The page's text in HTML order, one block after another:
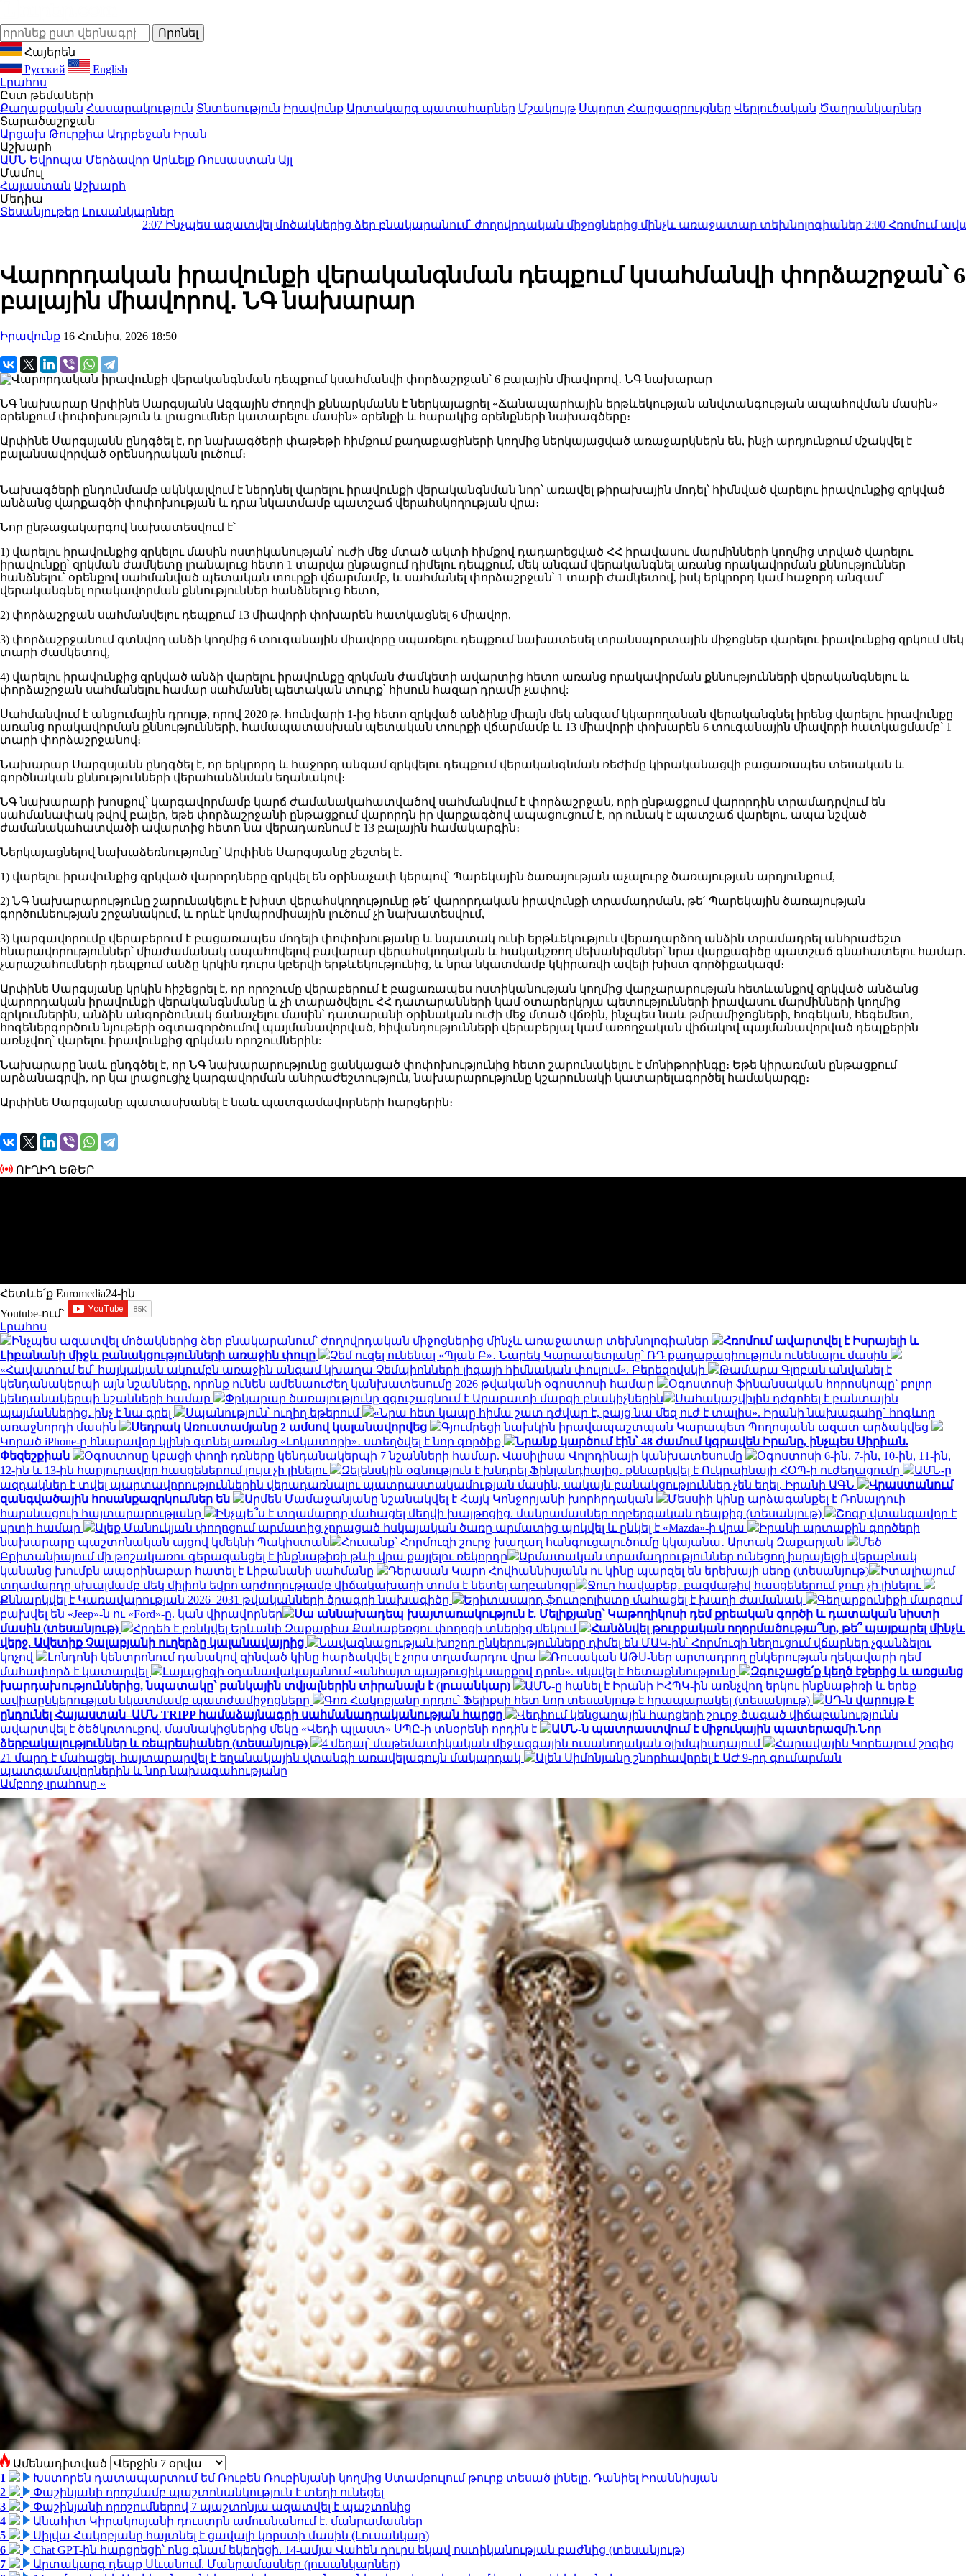
Հայերեն
Русский
English
Լրահոս
Ըստ թեմաների
Քաղաքական Հասարակություն Տնտեսություն Իրավունք Արտակարգ պատահարներ Մշակույթ Սպորտ Հարցազրույցներ Վերլուծական Ծաղրանկարներ
Տարածաշրջան
Արցախ Թուրքիա Ադրբեջան Իրան
Աշխարհ
ԱՄՆ Եվրոպա Մերձավոր Արևելք Ռուսաստան Այլ
Մամուլ
Հայաստան Աշխարհ
Մեդիա
Տեսանյութեր Լուսանկարներ
Ինչպես ազատվել մոծակներից ձեր բնակարանում՝ ժողովրդական միջոցներից մինչև առաջատար տեխնոլոգիաներ2:00Հռոմում ավարտվել է
Վարորդական իրավունքի վերականգնման դեպքում կսահմանվի փորձաշրջան՝ 6
բալային միավորով․ ՆԳ նախարար
Իրավունք 16 Հունիս, 2026 18:50
ՆԳ նախարար Արփինե Սարգսյանն Ազգային ժողովի քննարկմանն է ներկայացրել «Ճանապարհային երթևեկության անվտանգության ապահովման մասին»
օրենքում փոփոխություն և լրացումներ կատարելու մասին» օրենքի և հարակից օրենքների նախագծերը։
Արփինե Սարգսյանն ընդգծել է, որ նախագծերի փաթեթի հիմքում քաղաքացիների կողմից ներկայացված առաջարկներն են, ինչի արդյունքում մշակվել է
բալանսավորված օրենսդրական լուծում։
Նախագծերի ընդունմամբ ակնկալվում է ներդնել վարելու իրավունքի վերականգնման նոր՝ առավել թիրախային մոդել՝ հիմնված վարելու իրավունքից զրկված
անձանց վարքագծի փոփոխության և դրա նկատմամբ պատշաճ վերահսկողության վրա։
Նոր ընթացակարգով նախատեսվում է՝
1) վարելու իրավունքից զրկելու մասին ոստիկանության՝ ուժի մեջ մտած ակտի հիմքով դադարեցված ՀՀ իրավասու մարմինների կողմից տրված վարելու
իրավունքը՝ զրկման ժամկետը լրանալուց հետո 1 տարվա ընթացում դիմելու դեպքում, մեկ անգամ վերականգնել առանց որակավորման քննություններ
հանձնելու՝ օրենքով սահմանված պետական տուրքի վճարմամբ, և սահմանել փորձաշրջան՝ 1 տարի ժամկետով, իսկ երկրորդ կամ հաջորդ անգամ՝
վերականգնել որակավորման քննություններ հանձնելուց հետո,
2) փորձաշրջան սահմանվելու դեպքում 13 միավորի փոխարեն հատկացնել 6 միավոր,
3) փորձաշրջանում գտնվող անձի կողմից 6 տուգանային միավորը սպառելու դեպքում նախատեսել տրանսպորտային միջոցներ վարելու իրավունքից զրկում մեկ
տարի ժամկետով,
4) վարելու իրավունքից զրկված անձի վարելու իրավունքը զրկման ժամկետի ավարտից հետո առանց որակավորման քննությունների վերականգնելու և
փորձաշրջան սահմանելու համար սահմանել պետական տուրք՝ հիսուն հազար դրամի չափով:
Սահմանվում է անցումային դրույթ, որով 2020 թ. հունվարի 1-ից հետո զրկված անձինք միայն մեկ անգամ կկարողանան վերականգնել իրենց վարելու իրավունքը
առանց որակավորման քննությունների, համապատասխան պետական տուրքի վճարմամբ և 13 միավորի փոխարեն 6 տուգանային միավորի հատկացմամբ՝ 1
տարի փորձաշրջանով։
Նախարար Սարգսյանն ընդգծել է, որ երկրորդ և հաջորդ անգամ զրկվելու դեպքում վերականգնման ռեժիմը կիրականացվի բացառապես տեսական և
գործնական քննությունների վերահանձնման եղանակով։
ՆԳ նախարարի խոսքով՝ կարգավորմամբ կարճ ժամանակահատվածով սահմանվում է փորձաշրջան, որի ընթացքում վարորդին տրամադրվում են
սահմանափակ թվով բալեր, եթե փորձաշրջանի ընթացքում վարորդն իր վարքագծով ապացուցում է, որ ունակ է պատշաճ վարելու, ապա նշված
ժամանակահատվածի ավարտից հետո նա վերադառնում է 13 բալային համակարգին։
Ներկայացնելով նախաձեռնությունը՝ Արփինե Սարգսյանը շեշտել է․
1) վարելու իրավունքից զրկված վարորդները զրկվել են օրինաչափ կերպով՝ Պարեկային ծառայության աչալուրջ ծառայության արդյունքում,
2) ՆԳ նախարարությունը շարունակելու է խիստ վերահսկողությունը թե՛ վարորդական իրավունքի տրամադրման, թե՛ Պարեկային ծառայության
գործունեության շրջանակում, և որևէ կոմպրոմիսային լուծում չի նախատեսվում,
3) կարգավորումը վերաբերում է բացառապես մոդելի փոփոխությանը և նպատակ ունի երթևեկություն վերադարձող անձին տրամադրել անհրաժեշտ
հնարավորություններ՝ միաժամանակ ապահովելով բավարար վերահսկողական և հակակշռող մեխանիզմներ՝ նրա վարքագիծը պատշաճ գնահատելու համար․
չարաշահումների դեպքում անձը կրկին դուրս կբերվի երթևեկությունից, և նրա նկատմամբ կկիրառվի ավելի խիստ գործիքակազմ։
Արփինե Սարգսյանը կրկին հիշեցրել է, որ որոշումը վերաբերում է բացառապես ոստիկանության կողմից վարչարարության հետևանքով զրկված անձանց
վարորդական իրավունքի վերականգնմանը և չի տարածվելու ՀՀ դատարանների կամ օտարերկրյա պետությունների իրավասու մարմինների կողմից
զրկումներին, անձին անգործունակ ճանաչելու մասին՝ դատարանի օրինական ուժի մեջ մտած վճռին, ինչպես նաև թմրամիջոցների, հոգեկան, հեգեմետ,
հոգեներգործուն նյութերի օգտագործումով պայմանավորված, հիվանդությունների վերաբերյալ կամ առողջական վիճակով պայմանավորված դեպքերին
առնչվող՝ վարելու իրավունքից զրկման որոշումներին:
Նախարարը նաև ընդգծել է, որ ՆԳ նախարարությունը ցանկացած փոփոխությունից հետո շարունակելու է մոնիթորինգը։ Եթե կիրառման ընթացքում
արձանագրվի, որ կա լրացուցիչ կարգավորման անհրաժեշտություն, նախարարությունը կշարունակի կատարելագործել համակարգը։
Արփինե Սարգսյանը պատասխանել է նաև պատգամավորների հարցերին։
ՈՒՂԻՂ ԵԹԵՐ
Հետևե՛ք Euromedia24-ին
Youtube-ում`
Լրահոս
Ինչպես ազատվել մոծակներից ձեր բնակարանում՝ ժողովրդական միջոցներից մինչև առաջատար տեխնոլոգիաներ
Հռոմում ավարտվել է Իսրայելի և
Լիբանանի միջև բանակցությունների առաջին փուլը
Չեմ ուզել ունենալ «Պլան Բ»․ Նարեկ Կարապետյանը՝ ՌԴ քաղաքացիություն ունենալու մասին
«Հավատում եմ՝ հայկական ակումբն առաջին անգամ կխաղա Չեմպիոնների լիգայի հիմնական փուլում». Բերեզովսկի
Թամարա Գլոբան անվանել է
կենդանակերպի այն նշանները, որոնք ունեն ամենաուժեղ կանխատեսումը 2026 թվականի օգոստոսի համար
Օգոստոսի ֆինանսական հորոսկոպը՝ բոլոր
կենդանակերպի նշանների համար
Փրկարար ծառայությունը զգուշացնում է Արարատի մարզի բնակիչներին
Սահակաշվիլին դժգոհել է բանտային
պայմաններից․ ինչ է նա գրել
Սպանություն՝ ուղիղ եթերում
«Նրա հետ կապը հիմա շատ դժվար է, բայց նա մեզ ուժ է տալիս». Իրանի նախագահը` հոգևոր
առաջնորդի մասին
Սեդրակ Առուստամյանը 2 ամսով կալանավորվեց
Գյումրեցի նախկին իրավապաշտպան Կարապետ Պողոսյանն ազատ արձակվեց
Կորած iPhone-ը հնարավոր կլինի գտնել առանց «Լոկատորի»․ ստեղծվել է նոր գործիք
Նրանք կարծում էին՝ 48 ժամում կգրավեն Իրանը, ինչպես Սիրիան.
Փեզեշքիան
Օգոստոսը կբացի փողի դռները կենդանակերպի 7 նշանների համար. Վասիլիսա Վոլոդինայի կանխատեսումը
Օգոստոսի 6-ին, 7-ին, 10-ին, 11-ին,
12-ին և 13-ին հարյուրավոր հասցեներում լույս չի լինելու
Զելենսկին օգնություն է խնդրել Ֆինլանդիայից․ քննարկվել է Ուկրաինայի ՀՕՊ-ի ուժեղացումը
ԱՄՆ-ը
ազդակներ է տվել պարտավորություններին վերադառնալու պատրաստակամության մասին, սակայն բանակցություններ չեն եղել. Իրանի ԱԳՆ
Վրաստանում
զանգվածային հոսանքազրկումներ են
Արմեն Մամաջանյանը նշանակվել է Հայկ Կոնջորյանի խորհրդական
Մեսսիի կինը արձագանքել է Ռոնալդուի
հարսնացուի հայտարարությանը
Ինչպե՞ս է տղամարդը մահացել մեղվի խայթոցից. մանրամասներ ողբերգական դեպքից (տեսանյութ)
Շոգը վտանգավոր է
սրտի համար
Ալեք Մանուկյան փողոցում արմատից չորացած հսկայական ծառը արմատից պոկվել և ընկել է «Mazda»-ի վրա
Իրանի արտաքին գործերի
նախարարը պաշտոնական այցով կմեկնի Պակիստան
Հուսանք՝ Հորմուզի շուրջ խաղաղ հանգուցալուծումը կկայանա․ Արտակ Զաքարյան
Մեծ
Բրիտանիայում մի թոշակառու գերազանցել է ինքնաթիռի թևի վրա քայլելու ռեկորդը
Արմատական տրամադրություններ ունեցող իսրայելցի վերաբնակ
կանանց խումբն ապօրինաբար հատել է Լիբանանի սահմանը
Դերասան Կարո Հովհաննիսյանն ու կինը պարզել են երեխայի սեռը (տեսանյութ)
Իտալիայում
տղամարդը սխալմամբ մեկ միլիոն եվրո արժողությամբ վիճակախաղի տոմս է նետել աղբանոցը
Ջուր հավաքեք․ բազմաթիվ հասցեներում ջուր չի լինելու
Քննարկվել է Կառավարության 2026–2031 թվականների ծրագրի նախագիծը
Երիտասարդ ֆուտբոլիստը մահացել է խաղի ժամանակ
Գեղարքունիքի մարզում
բախվել են «Jeep»-ն ու «Ford»-ը. կան վիրավորներ
Սա աննախադեպ խայտառակություն է. Մելիքյանը՝ Կաթողիկոսի դեմ քրեական գործի և դատական նիստի
մասին (տեսանյութ)
Հրդեհ է բռնկվել Երևանի Զաքարիա Քանաքեռցու փողոցի տներից մեկում
Հանձնվել թուրքական ողորմածությա՞նը, թե՞ պայքարել մինչև
վերջ. Ավետիք Չալաբյանի ուղերձը կալանավայրից
Նավագնացության խոշոր ընկերությունները դիմել են ՄԱԿ-ին՝ Հորմուզի նեղուցում վճարներ չգանձելու
կոչով
Լոնդոնի կենտրոնում դանակով զինված կինը հարձակվել է չորս տղամարդու վրա
Ռուսական ԱԹՍ-ներ արտադրող ընկերության ղեկավարի դեմ
մահափորձ է կատարվել
Լայպցիգի օդանավակայանում «անհայտ պայթուցիկ սարքով դրոն». սկսվել է հետաքննությունը
Զգուշացե՛ք կեղծ էջերից և առցանց
խարդախություններից, նպատակը՝ բանկային տվյալներին տիրանալն է (լուսանկար)
ԱՄՆ-ը հանել է Իրանի ԻՀՊԿ-ին առնչվող երկու ինքնաթիռի և երեք
ավիաընկերության նկատմամբ պատժամիջոցները
Գոռ Հակոբյանը որդու՝ Ֆելիքսի հետ նոր տեսանյութ է հրապարակել (տեսանյութ)
ՍԴ-ն վարույթ է
ընդունել Հայաստան–ԱՄՆ TRIPP համաձայնագրի սահմանադրականության հարցը
Վեդիում կենցաղային հարցերի շուրջ ծագած վիճաբանությունն
ավարտվել է ծեծկռտուքով. մասնակիցներից մեկը «Վեդի պլաստ» ՍՊԸ-ի տնօրենի որդին է
ԱՄՆ-ն պատրաստվում է միջուկային պատերազմի.Նոր
ձերբակալություններ և ռեպրեսիաներ (տեսանյութ)
4 մեդալ՝ մաթեմատիկական միջազգային ուսանողական օլիմպիադայում
Հարավային Կորեայում շոգից
21 մարդ է մահացել. հայտարարվել է եղանակային վտանգի առավելագույն մակարդակ
Ալեն Սիմոնյանը շնորհավորել է ԱԺ 9-րդ գումարման
պատգամավորներին և նոր նախագահությանը
Ամբողջ լրահոսը »
Ամենադիտված
1
Խստորեն դատապարտում եմ Ռուբեն Ռուբինյանի կողմից Ստամբուլում թուրք տեսած լինելը. Դանիել Իոաննիսյան
2
Փաշինյանի որոշմամբ պաշտոնանկություն է տեղի ունեցել
3
Փաշինյանի որոշումներով 7 պաշտոնյա ազատվել է պաշտոնից
4
Անահիտ Կիրակոսյանի դուստրն ամուսնանում է. մանրամասներ
5
Սիլվա Հակոբյանը հայտնել է ցավալի կորստի մասին (Լուսանկար)
6
Chat GPT-ին հարցրեցի՝ ոնց գնամ եկեղեցի. 14-ամյա Վահեն դուրս եկավ ոստիկանության բաժնից (տեսանյութ)
7
Արտակարգ դեպք Սևանում. Մանրամասներ (լուսանկարներ)